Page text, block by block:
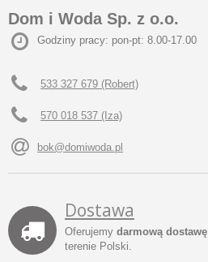
Dom i Woda Sp. z o.o.
Godziny pracy: pon-pt: 8.00-17.00
533 327 679 (Robert)
570 018 537 (Iza)
bok@domiwoda.pl
Dostawa
Oferujemy darmową dostawę
terenie Polski.